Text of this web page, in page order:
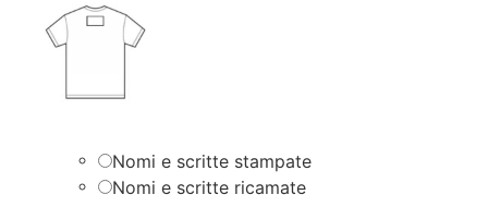
Nomi e scritte stampate
Nomi e scritte ricamate